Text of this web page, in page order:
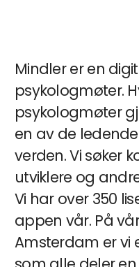
Mindler er en
psykologmøter.
psykologmøter
en av de
verden. Vi søker
utviklere og
Vi har over 350
appen vår. På
Amsterdam er vi